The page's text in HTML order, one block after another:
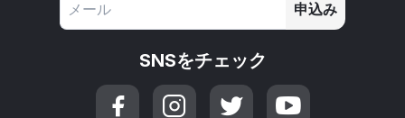
申込み
SNSをチェック